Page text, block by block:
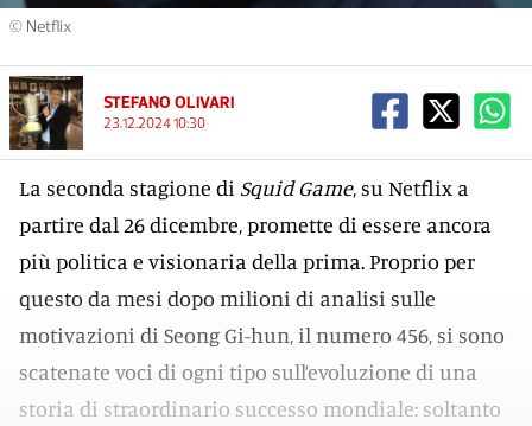
© Netflix
STEFANO OLIVARI
23.12.2024 10:30
La seconda stagione di Squid Game, su Netflix a
partire dal 26 dicembre, promette di essere ancora
più politica e visionaria della prima. Proprio per
questo da mesi dopo milioni di analisi sulle
motivazioni di Seong Gi-hun, il numero 456, si sono
scatenate voci di ogni tipo sull’evoluzione di una
storia di straordinario successo mondiale: soltanto